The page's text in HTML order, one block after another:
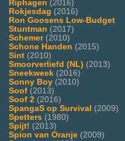
Riphagen (2016)
Rokjesdag (2016)
Ron Goosens Low-Budget
Stuntman (2017)
Schemer(2010)
Schone Handen (2015)
Sint (2010)
Smoorverliefd (NL) (2013)
Sneekweek (2016)
Sonny Boy (2010)
Soof (2013)
Soof 2 (2016)
SpangaS op Survival (2009)
Spetters (1980)
Spijt! (2013)
Spion van Oranje (2009)